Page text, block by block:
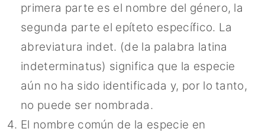
primera parte es el nombre del género, la
segunda parte el epíteto específico. La
abreviatura indet. (de la palabra latina
indeterminatus) significa que la especie
aún no ha sido identificada y, por lo tanto,
no puede ser nombrada.
El nombre común de la especie en